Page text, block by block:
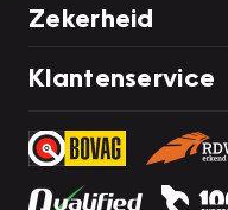
Zekerheid
Klantenservice